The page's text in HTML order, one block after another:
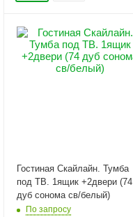
Гостиная Скайлайн. Тумба
под ТВ. 1ящик +2двери (74
дуб сонома св/белый)
По запросу